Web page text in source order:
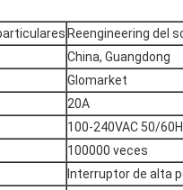
Reengineering del
China, Guangdong
Glomarket
20A
100-240VAC 50/
100000 veces
Interruptor de alta